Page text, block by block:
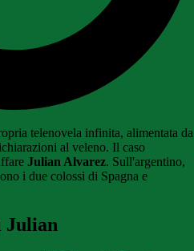
telenovela infinita, alimentata da
al veleno. Il caso
Julian Alvarez. Sull'argentino,
i due colossi di Spagna e
Julian